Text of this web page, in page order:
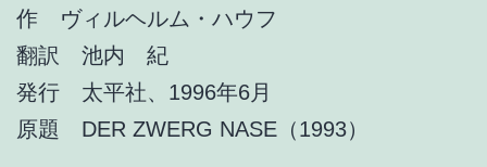
作 ヴィルヘルム・ハウフ
翻訳 池内 紀
発行 太平社、1996年6月
原題 DER ZWERG NASE（1993）